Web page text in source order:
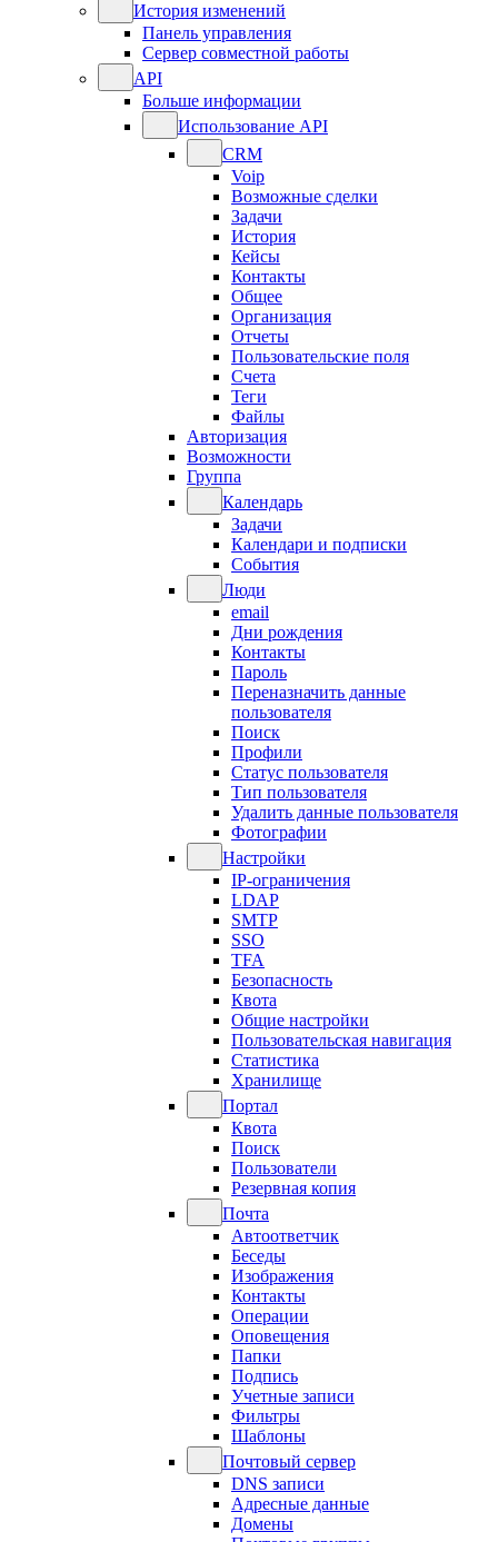
История изменений
Панель управления
Сервер совместной работы
API
Больше информации
Использование API
CRM
Voip
Возможные сделки
Задачи
История
Кейсы
Контакты
Общее
Организация
Отчеты
Пользовательские поля
Счета
Теги
Файлы
Авторизация
Возможности
Группа
Календарь
Задачи
Календари и подписки
События
Люди
email
Дни рождения
Контакты
Пароль
Переназначить данные
пользователя
Поиск
Профили
Статус пользователя
Тип пользователя
Удалить данные пользователя
Фотографии
Настройки
IP-ограничения
LDAP
SMTP
SSO
TFA
Безопасность
Квота
Общие настройки
Пользовательская навигация
Статистика
Хранилище
Портал
Квота
Поиск
Пользователи
Резервная копия
Почта
Автоответчик
Беседы
Изображения
Контакты
Операции
Оповещения
Папки
Подпись
Учетные записи
Фильтры
Шаблоны
Почтовый сервер
DNS записи
Адресные данные
Домены